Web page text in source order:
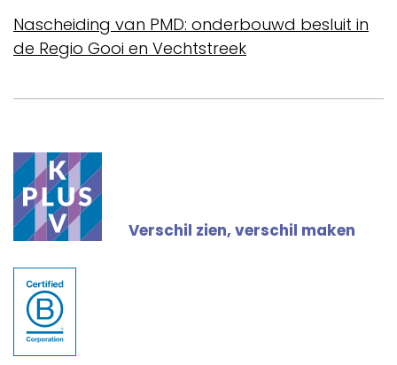
Nascheiding van PMD: onderbouwd besluit in
de Regio Gooi en Vechtstreek
Verschil zien, verschil maken